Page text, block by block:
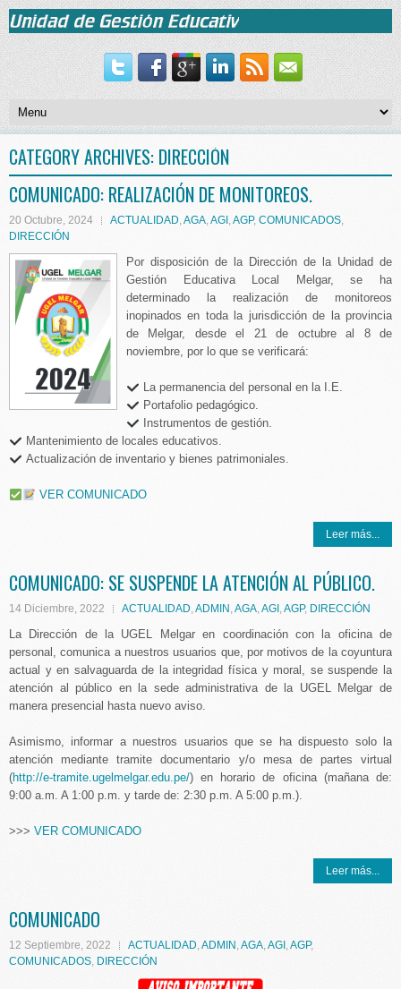
CATEGORY ARCHIVES: DIRECCIÓN
COMUNICADO: REALIZACIÓN DE MONITOREOS.
20 Octubre, 2024 ACTUALIDAD,AGA,AGI ,AGP, COMUNICADOS,
DIRECCIÓN
Por disposición de la Dirección de la Unidad de
Gestión Educativa Local Melgar, se ha
determinado la realización de monitoreos
inopinados en toda la jurisdicción de la provincia
de Melgar, desde el 21 de octubre al 8 de
noviembre, por lo que se verificará:
La permanencia del personal en la I.E.
Portafolio pedagógico.
Instrumentos de gestión.
Mantenimiento de locales educativos.
Actualización de inventario y bienes patrimoniales.
VER COMUNICADO
Leer más...
COMUNICADO: SE SUSPENDE LA ATENCIÓN AL PÚBLICO.
14 Diciembre, 2022 ACTUALIDAD,ADMIN ,AGA,AGI ,AGP, DIRECCIÓN
La Dirección de la UGEL Melgar en coordinación con la oficina de
personal, comunica a nuestros usuarios que, por motivos de la coyuntura
actual y en salvaguarda de la integridad física y moral, se suspende la
atención al público en la sede administrativa de la UGEL Melgar de
manera presencial hasta nuevo aviso.
Asimismo, informar a nuestros usuarios que se ha dispuesto solo la
atención mediante tramite documentario y/o mesa de partes virtual
(http://e-tramite.ugelmelgar.edu.pe/) en horario de oficina (mañana de:
9:00 a.m. A 1:00 p.m. y tarde de: 2:30 p.m. A 5:00 p.m.).
>>> VER COMUNICADO
Leer más...
COMUNICADO
12 Septiembre, 2022 ACTUALIDAD,ADMIN ,AGA,AGI ,AGP,
COMUNICADOS, DIRECCIÓN